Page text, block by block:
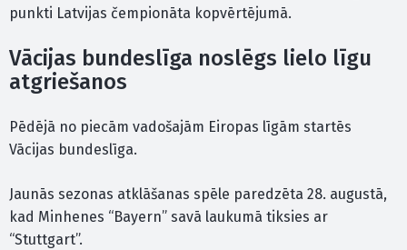
punkti Latvijas čempionāta kopvērtējumā.
Vācijas bundeslīga noslēgs lielo līgu
atgriešanos
Pēdējā no piecām vadošajām Eiropas līgām startēs
Vācijas bundeslīga.
Jaunās sezonas atklāšanas spēle paredzēta 28. augustā,
kad Minhenes “Bayern” savā laukumā tiksies ar
“Stuttgart”.